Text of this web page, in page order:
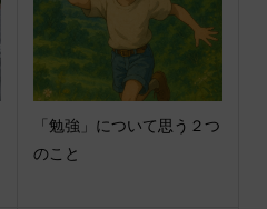
「勉強」について思う２つ
のこと